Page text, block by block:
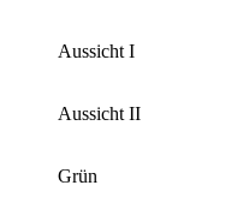
Aussicht I
Aussicht II
Grün